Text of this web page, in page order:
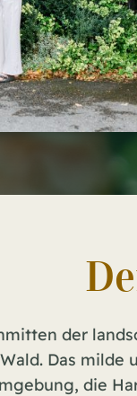
der
Das
die